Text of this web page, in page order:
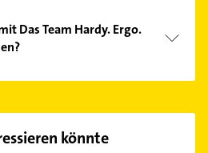
Das Team Hardy. Ergo.
könnte